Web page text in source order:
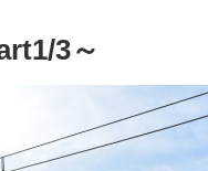
3～